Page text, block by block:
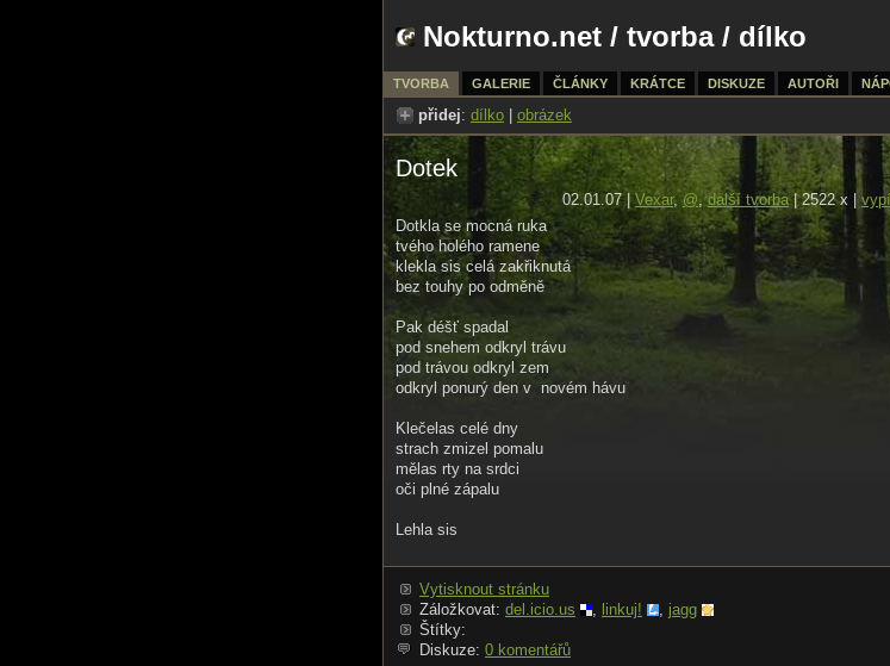
Nokturno.net / tvorba/ dílko
TVORBA GALERIE ČLÁNKY KRÁTCE DISKUZE AUTOŘI
přidej: dílko obrázek
Dotek
02.01.07 |Vexar, @,další tvorba| 2522 x |
Dotkla se mocná ruka
tvého holého ramene
klekla sis celá zakřiknutá
bez touhy po odměně
Pak déšť spadal
pod snehem odkryl trávu
pod trávou odkryl zem
odkryl ponurý den v novém hávu
Klečelas celé dny
strach zmizel pomalu
mělas rty na srdci
oči plné zápalu
Lehla sis
Vytisknout stránku
Záložkovat: del.icio.us , linkuj! , jagg
Štítky:
Diskuze: 0 komentářů